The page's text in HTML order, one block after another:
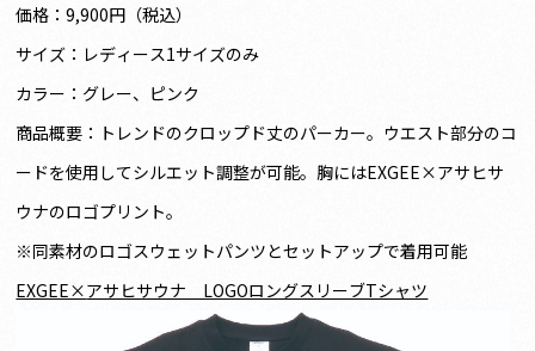
価格：9,900円（税込）
サイズ：レディース1サイズのみ
カラー：グレー、ピンク
商品概要：トレンドのクロップド丈のパーカー。ウエスト部分のコ
ードを使用してシルエット調整が可能。胸にはEXGEE×アサヒサ
ウナのロゴプリント。
※同素材のロゴスウェットパンツとセットアップで着用可能
EXGEE×アサヒサウナ LOGOロングスリーブTシャツ